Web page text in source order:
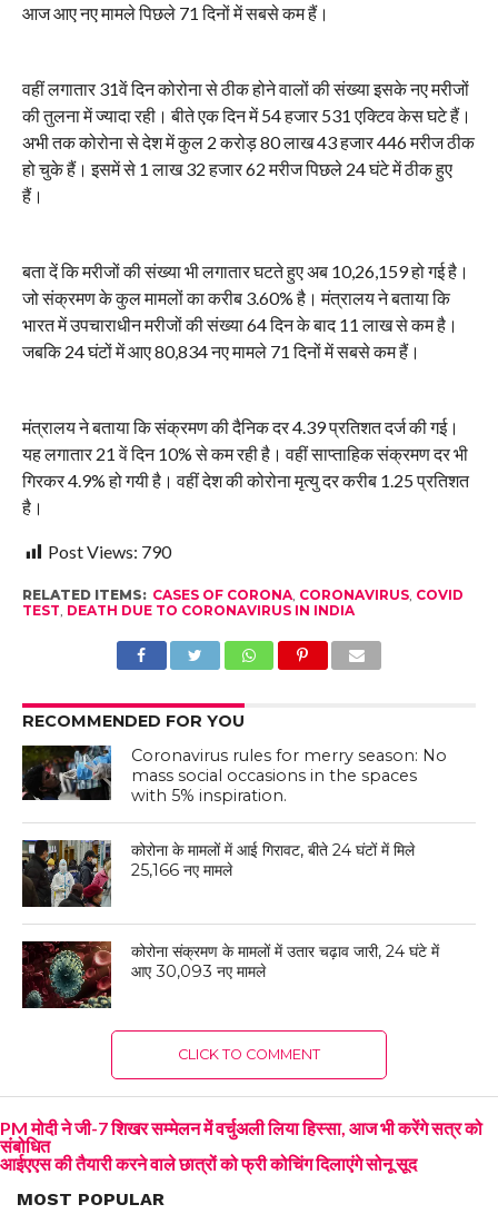
आज आए नए मामले पिछले 71 दिनों में सबसे कम हैं।
वहीं लगातार 31वें दिन कोरोना से ठीक होने वालों की संख्या इसके नए मरीजों
की तुलना में ज्यादा रही। बीते एक दिन में 54 हजार 531 एक्टिव केस घटे हैं।
अभी तक कोरोना से देश में कुल 2 करोड़ 80 लाख 43 हजार 446 मरीज ठीक
हो चुके हैं। इसमें से 1 लाख 32 हजार 62 मरीज पिछले 24 घंटे में ठीक हुए
हैं।
बता दें कि मरीजों की संख्या भी लगातार घटते हुए अब 10,26,159 हो गई है।
जो संक्रमण के कुल मामलों का करीब 3.60% है। मंत्रालय ने बताया कि
भारत में उपचाराधीन मरीजों की संख्या 64 दिन के बाद 11 लाख से कम है।
जबकि 24 घंटों में आए 80,834 नए मामले 71 दिनों में सबसे कम हैं।
मंत्रालय ने बताया कि संक्रमण की दैनिक दर 4.39 प्रतिशत दर्ज की गई।
यह लगातार 21 वें दिन 10% से कम रही है। वहीं साप्ताहिक संक्रमण दर भी
गिरकर 4.9% हो गयी है। वहीं देश की कोरोना मृत्यु दर करीब 1.25 प्रतिशत
है।
Post Views: 790
RELATED ITEMS: CASES OF CORONA, CORONAVIRUS, COVID
TEST DEATH DUE TO CORONAVIRUS IN INDIA
RECOMMENDED FOR YOU
Coronavirus rules for merry season: No
mass social occasions in the spaces
with 5% inspiration.
कोरोना के मामलों में आई गिरावट, बीते 24 घंटों में मिले
25,166 नए मामले
कोरोना संक्रमण के मामलों में उतार चढ़ाव जारी, 24 घंटे में
आए 30,093 नए मामले
CLICK TO COMMENT
PM मोदी ने जी-7 शिखर सम्मेलन में वर्चुअली लिया हिस्सा, आज भी करेंगे सत्र को
संबोधित
आईएएस की तैयारी करने वाले छात्रों को फ्री कोचिंग दिलाएंगे सोनू सूद
MOST POPULAR